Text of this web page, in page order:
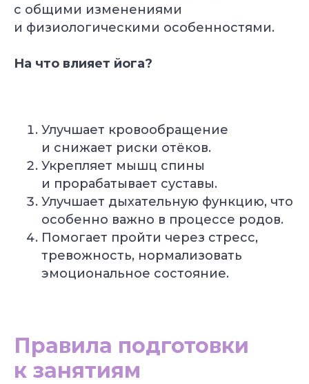
с общими изменениями
и физиологическими особенностями.
На что влияет йога?
Улучшает кровообращение
и снижает риски отёков.
Укрепляет мышц спины
и прорабатывает суставы.
Улучшает дыхательную функцию, что
особенно важно в процессе родов.
Помогает пройти через стресс,
тревожность, нормализовать
эмоциональное состояние.
Правила подготовки
к занятиям